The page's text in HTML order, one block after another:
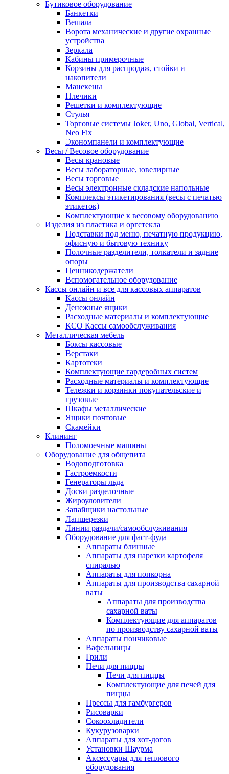
Бутиковое оборудование
Банкетки
Вешала
Ворота механические и другие охранные
устройства
Зеркала
Кабины примерочные
Корзины для распродаж, стойки и
накопители
Манекены
Плечики
Решетки и комплектующие
Стулья
Торговые системы Joker, Uno, Global, Vertical,
Neo Fix
Экономпанели и комплектующие
Весы / Весовое оборудование
Весы крановые
Весы лабораторные, ювелирные
Весы торговые
Весы электронные складские напольные
Комплексы этикетирования (весы с печатью
этикеток)
Комплектующие к весовому оборудованию
Изделия из пластика и оргстекла
Подставки под меню, печатную продукцию,
офисную и бытовую технику
Полочные разделители, толкатели и задние
опоры
Ценникодержатели
Вспомогательное оборудование
Кассы онлайн и все для кассовых аппаратов
Кассы онлайн
Денежные ящики
Расходные материалы и комплектующие
КСО Кассы самообслуживания
Металлическая мебель
Боксы кассовые
Верстаки
Картотеки
Комплектующие гардеробных систем
Расходные материалы и комплектующие
Тележки и корзинки покупательские и
грузовые
Шкафы металлические
Ящики почтовые
Скамейки
Клининг
Поломоечные машины
Оборудование для общепита
Водоподготовка
Гастроемкости
Генераторы льда
Доски разделочные
Жироуловители
Запайщики настольные
Лапшерезки
Линии раздачи/самообслуживания
Оборудование для фаст-фуда
Аппараты блинные
Аппараты для нарезки картофеля
спиралью
Аппараты для попкорна
Аппараты для производства сахарной
ваты
Аппараты для производства
сахарной ваты
Комплектующие для аппаратов
по производству сахарной ваты
Аппараты пончиковые
Вафельницы
Грили
Печи для пиццы
Печи для пиццы
Комплектующие для печей для
пиццы
Прессы для гамбургеров
Рисоварки
Сокоохладители
Кукурузоварки
Аппараты для хот-догов
Установки Шаурма
Аксессуары для теплового
оборудования